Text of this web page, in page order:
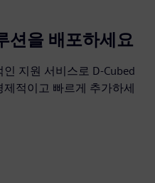
션을 배포하세요
지원 서비스로 D-Cubed
적이고 빠르게 추가하세